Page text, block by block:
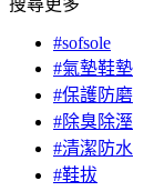
搜尋更多
#sofsole
#氣墊鞋墊
#保護防磨
#除臭除溼
#清潔防水
#鞋拔